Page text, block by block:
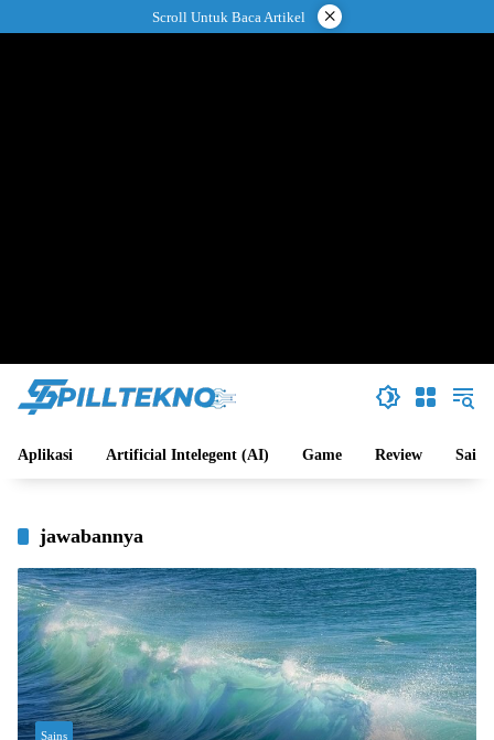
ke
Scroll Untuk Baca Artikel ×
Aplikasi Artificial Intelegent (AI) Game Review Sains
jawabannya
Sains